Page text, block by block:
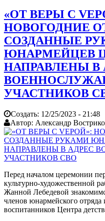
«ОТ ВЕРЫ С
НОВОГОДНИЕ
СОЗДАННЫЕ
ЮНАРМЕЙЦЕВ
НАПРАВЛЕНЫ В
УЧАСТНИКОВ
Создать: 12/25/2023 - 21:48
Автор: Александр
Перед началом церемонии
культурно-художественной
Жанной Лебедевой
членов юнармейского
воспитанников Центра